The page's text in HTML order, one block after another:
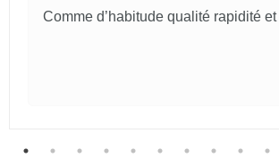
Comme d’habitude qualité rapidité